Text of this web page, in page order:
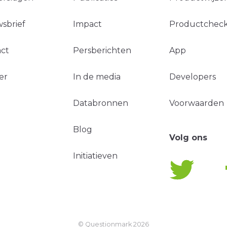
Impact
Persberichten
In de media
Databronnen
Blog
Initiatieven
App
Developers
Voorwaarden
Volg ons
© Questionmark 2026